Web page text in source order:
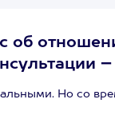
об
–
Но со